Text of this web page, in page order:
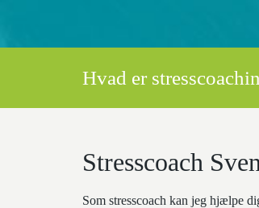
Hvad er
Stresscoach
Som stresscoach kan jeg hjælpe